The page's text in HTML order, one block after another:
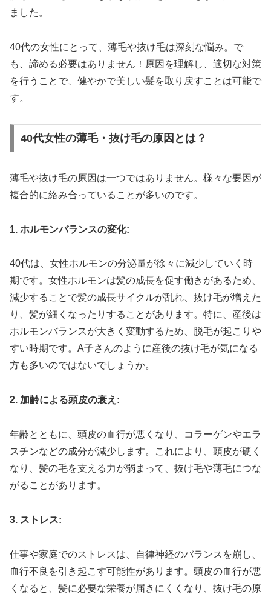
ました。
40代の女性にとって、薄毛や抜け毛は深刻な悩み。で
も、諦める必要はありません！原因を理解し、適切な対策
を行うことで、健やかで美しい髪を取り戻すことは可能で
す。
40代女性の薄毛・抜け毛の原因とは？
薄毛や抜け毛の原因は一つではありません。様々な要因が
複合的に絡み合っていることが多いのです。
1. ホルモンバランスの変化:
40代は、女性ホルモンの分泌量が徐々に減少していく時
期です。女性ホルモンは髪の成長を促す働きがあるため、
減少することで髪の成長サイクルが乱れ、抜け毛が増えた
り、髪が細くなったりすることがあります。特に、産後は
ホルモンバランスが大きく変動するため、脱毛が起こりや
すい時期です。A子さんのように産後の抜け毛が気になる
方も多いのではないでしょうか。
2. 加齢による頭皮の衰え:
年齢とともに、頭皮の血行が悪くなり、コラーゲンやエラ
スチンなどの成分が減少します。これにより、頭皮が硬く
なり、髪の毛を支える力が弱まって、抜け毛や薄毛につな
がることがあります。
3. ストレス:
仕事や家庭でのストレスは、自律神経のバランスを崩し、
血行不良を引き起こす可能性があります。頭皮の血行が悪
くなると、髪に必要な栄養が届きにくくなり、抜け毛の原